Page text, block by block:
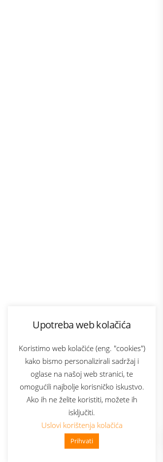
Upotreba web kolačića
Koristimo web kolačiće (eng. "cookies")
kako bismo personalizirali sadržaj i
oglase na našoj web stranici, te
omogućili najbolje korisničko iskustvo.
Ako ih ne želite koristiti, možete ih
isključiti.
Uslovi korištenja kolačića
Prihvati
👋 Zdravo, kako mogu pomoći?
Bonus plus
Prijava za newsletter